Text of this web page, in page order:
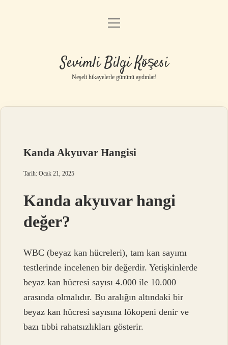
Anasayfa
Yasal Uyarı
menüyü
Sevimli Bilgi Köşesi
Neşeli hikayelerle gününü aydınlat!
Kanda Akyuvar Hangisi
Tarih: Ocak 21, 2025
Kanda akyuvar hangi
değer?
WBC (beyaz kan hücreleri), tam kan sayımı
testlerinde incelenen bir değerdir. Yetişkinlerde
beyaz kan hücresi sayısı 4.000 ile 10.000
arasında olmalıdır. Bu aralığın altındaki bir
beyaz kan hücresi sayısına lökopeni denir ve
bazı tıbbi rahatsızlıkları gösterir.